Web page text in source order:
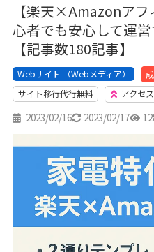
【楽天×Amazonア
心者でも安心して運
【記事数180記事】
Webサイト （Webメディア）
サイト移行代行無料
アクセ
2023/02/16 2023/02/17